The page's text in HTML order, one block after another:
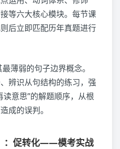
等六大核心模块。每节课
后立即匹配历年真题进行
薄弱的句子边界概念。
辨识从句结构的练习，强
意思”的解题顺序，从根
成的误判。
：促转化——模考实战